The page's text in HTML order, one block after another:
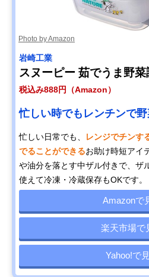
Photo by Amazon
岩崎工業
スヌーピー 茹でうま野
税込み888円（Amazon）
忙しい時でもレンチンで
忙しい日常でも、
レンジでチンす
でることができるお助け時短アイ
や油分を落とす中ザル付きで、ザ
使えて冷凍・冷蔵保存もOKです。
Amazonで
楽天市場で
Yahoo!で